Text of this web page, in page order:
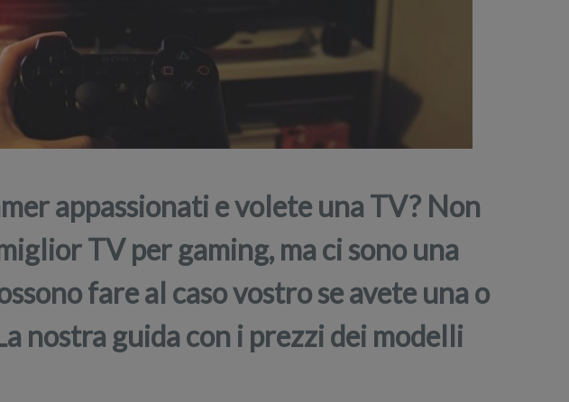
appassionati e volete una TV? Non
TV per gaming, ma ci sono una
fare al caso vostro se avete una o
nostra guida con i prezzi dei modelli